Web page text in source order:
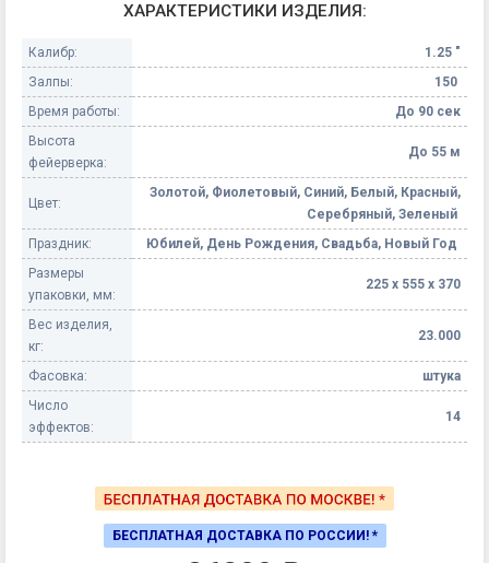
ХАРАКТЕРИСТИКИ ИЗДЕЛИЯ:
Калибр:
1.25 "
Залпы:
150
Время работы:
До 90 сек
Высота
фейерверка:
До 55 м
Цвет:
Золотой, Фиолетовый, Синий, Белый, Красный,
Серебряный, Зеленый
Праздник:
Юбилей, День Рождения, Свадьба, Новый Год
Размеры
упаковки, мм:
225 х 555 х 370
Вес изделия,
кг:
23.000
Фасовка:
штука
Число
эффектов:
14
БЕСПЛАТНАЯ ДОСТАВКА ПО РОССИИ! *